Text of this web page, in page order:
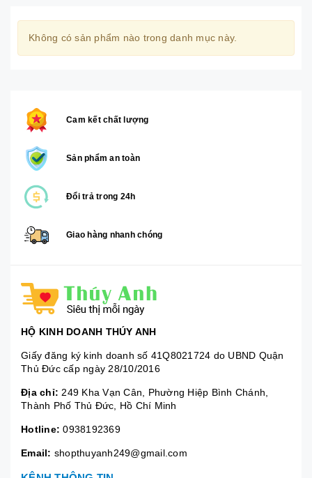
Không có sản phẩm nào trong danh mục này.
Cam kết chất lượng
Sản phẩm an toàn
Đổi trả trong 24h
Giao hàng nhanh chóng
HỘ KINH DOANH THÚY ANH
Giấy đăng ký kinh doanh số 41Q8021724 do UBND Quận
Thủ Đức cấp ngày 28/10/2016
Địa chỉ: 249 Kha Vạn Cân, Phường Hiệp Bình Chánh,
Thành Phố Thủ Đức, Hồ Chí Minh
Hotline: 0938192369
Email: shopthuyanh249@gmail.com